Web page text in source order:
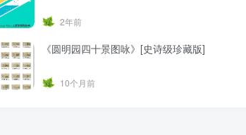
2年前
《圆明园四十景图咏》[史诗级珍藏版]
10个月前